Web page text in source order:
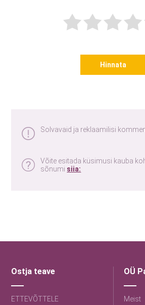
Hinnata
Solvavaid ja reklaamilisi
Võite esitada küsimusi kauba
sõnumi siia:
Ostja teave
ETTEVÕTTELE
OÜ
Meist